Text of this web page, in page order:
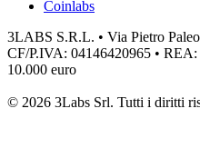
Coinlabs
3LABS S.R.L. • Via Pietro
CF/P.IVA: 04146420965 •
10.000 euro
© 2026 3Labs Srl. Tutti i diritti